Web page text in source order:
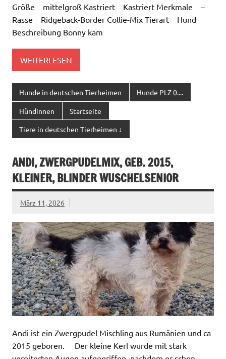
Größe mittelgroß Kastriert Kastriert Merkmale –
Rasse Ridgeback-Border Collie-Mix Tierart Hund
Beschreibung Bonny kam
WEITERLESEN
Hunde in deutschen Tierheimen Hunde PLZ 0....
Hündinnen Startseite
Tiere in deutschen Tierheimen ↓
ANDI, ZWERGPUDELMIX, GEB. 2015,
KLEINER, BLINDER WUSCHELSENIOR
März 11, 2026
Andi ist ein Zwergpudel Mischling aus Rumänien und ca
2015 geboren. Der kleine Kerl wurde mit stark